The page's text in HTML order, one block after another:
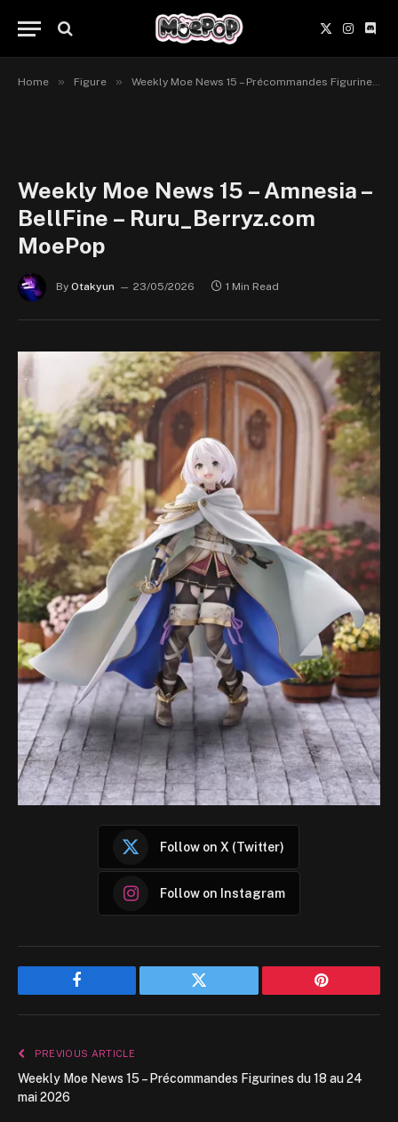
X
(Twitter)
Home » Figure » Weekly Moe News 15 – Précommandes Figurines du 18 au 24 mai 2026
Weekly Moe News 15 – Amnesia –
BellFine – Ruru_Berryz.com
MoePop
By Otakyun 23/05/2026 1 Min Read
Follow on X (Twitter)
Follow on Instagram
Facebook Twitter Pinterest
PREVIOUS ARTICLE
Weekly Moe News 15 – Précommandes Figurines du 18 au 24
mai 2026